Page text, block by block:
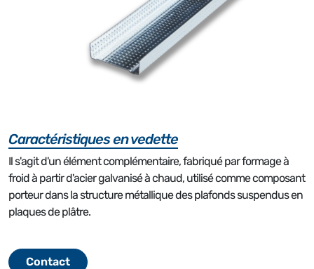
Caractéristiques en vedette
Il s'agit d'un élément complémentaire, fabriqué par formage à
froid à partir d'acier galvanisé à chaud, utilisé comme composant
porteur dans la structure métallique des plafonds suspendus en
plaques de plâtre.
Contact